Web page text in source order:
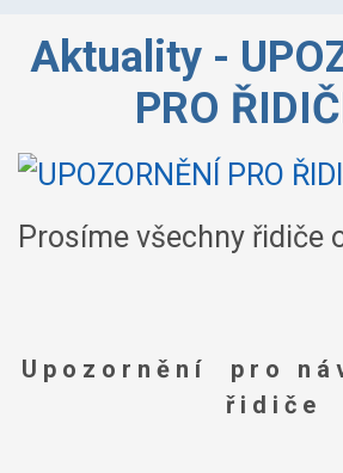
Aktuality -
PRO
Prosíme všechny řidiče
U p o z o r n ě n í p r o n á
ř i d i č e